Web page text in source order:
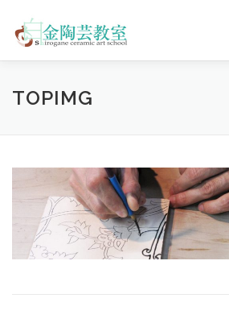
陶芸体験コース
ENGLISH
TOPIMG